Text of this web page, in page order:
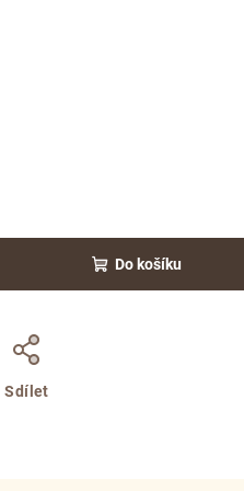
Do košíku
Sdílet